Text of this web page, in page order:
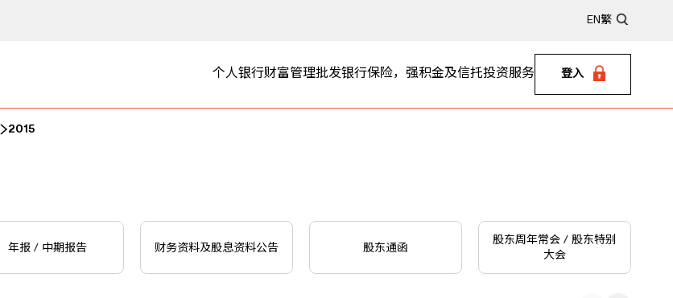
EN 繁
个人银行财富管理批发银行保险，强积金及信托投资服务 登入
2015
年报 / 中期报告 财务资料及股息资料公告 股东通函
股东周年常会 / 股东特别
大会